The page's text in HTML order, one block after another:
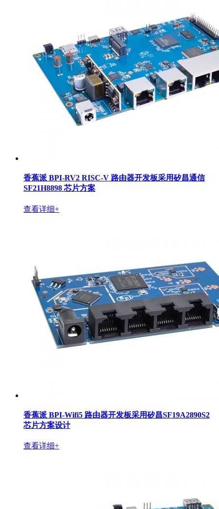
香蕉派 BPI-RV2 RISC-V 路由器开发板采用矽昌通信
SF21H8898 芯片方案
查看详细+
香蕉派 BPI-Wifi5 路由器开发板采用矽昌SF19A2890S2
芯片方案设计
查看详细+